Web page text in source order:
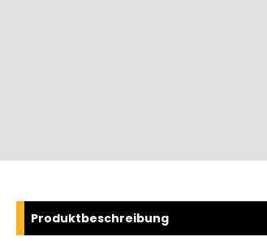
Produktbeschreibung